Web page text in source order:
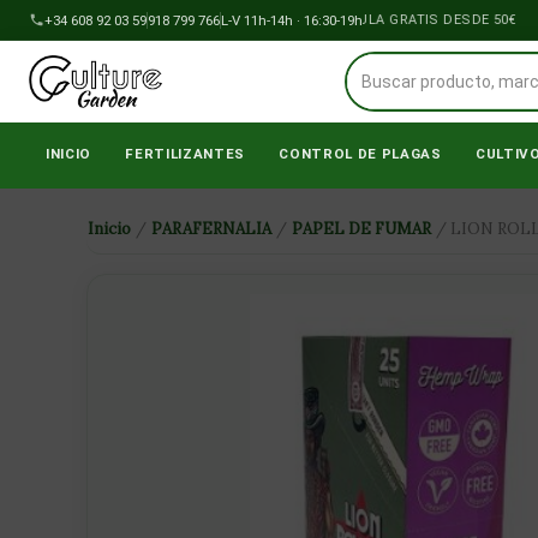
al
contenido
+34 608 92 03 59918 799 766L-V 11h-14h · 16:30-19h
ENVÍOS A PENÍNSULA GRATIS DESDE 50€
INICIO FERTILIZANTES CONTROL DE PLAGAS CULTIVO
Inicio / PARAFERNALIA / PAPEL DE FUMAR / LION